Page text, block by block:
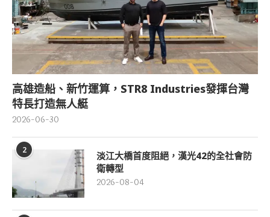
高雄造船、新竹運算，STR8 Industries發揮台灣
特長打造無人艇
2026-06-30
2
淡江大橋首度阻絕，漢光42的全社會防
衛轉型
2026-08-04